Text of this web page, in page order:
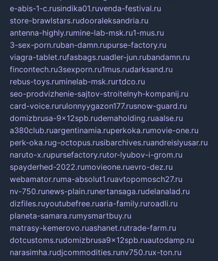
e-abis-1-c.rusindika01.ruvenda-festival.ru
store-brawlstars.rudooraleksandria.ru
antenna-highly.rumine-lab-msk.ru1-mus.ru
3-sex-porn.ruban-damn.rupurse-factory.ru
viagra-tablet.rufasbags.ruadler-jun.rubandamn.ru
fincontech.ru3sexporn.ru1mus.rudarksand.ru
rebus-toys.ruminelab-msk.rurtdco.ru
seo-prodvizhenie-sajtov-stroitelnyh-kompanij.ru
card-voice.rurulonnyygazon177.rusnow-guard.ru
domizbrusa-9x12spb.rudemaholding.ruaalse.ru
a380club.ruargentinamia.ruperkoka.rumovie-one.ru
perk-oka.rug-octopus.rusibarchives.ruandreislyusar.ru
naruto-x.rupursefactory.rutor-lyubov-i-grom.ru
spayderhed-2022.rumovieone.ruevro-dez.ru
webamator.ruma-absolut1.ruavtopomosch27.ru
nv-750.runews-plain.runertansaga.rudelanalad.ru
dizfiles.ruyoutubefree.ruaria-family.ruroadli.ru
planeta-samara.rumysmartbuy.ru
matrasy-kemerovo.ruashanet.rutrade-farm.ru
dotcustoms.rudomizbrusa9x12spb.ruautodamp.ru
narasimha.rudjcommodities.runv750.rux-ton.ru